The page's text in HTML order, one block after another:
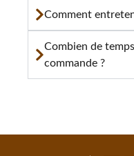
Comment
Combien de
commande ?